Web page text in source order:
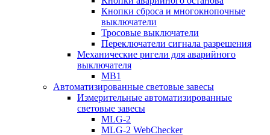
Кнопки сброса и многокнопочные
выключатели
Тросовые выключатели
Переключатели сигнала разрешения
Механические ригели для аварийного
выключателя
MB1
Автоматизированные световые завесы
Измерительные автоматизированные
световые завесы
MLG-2
MLG-2 WebChecker